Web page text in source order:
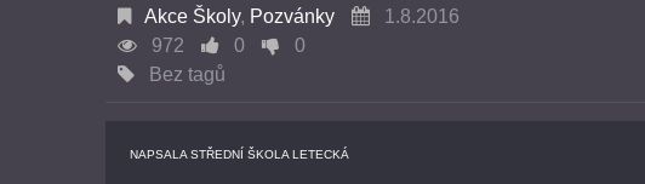
Akce Školy, Pozvánky
1.8.2016
972
0
0
Bez tagů
NAPSALASTŘEDNÍ ŠKOLA LETECKÁ